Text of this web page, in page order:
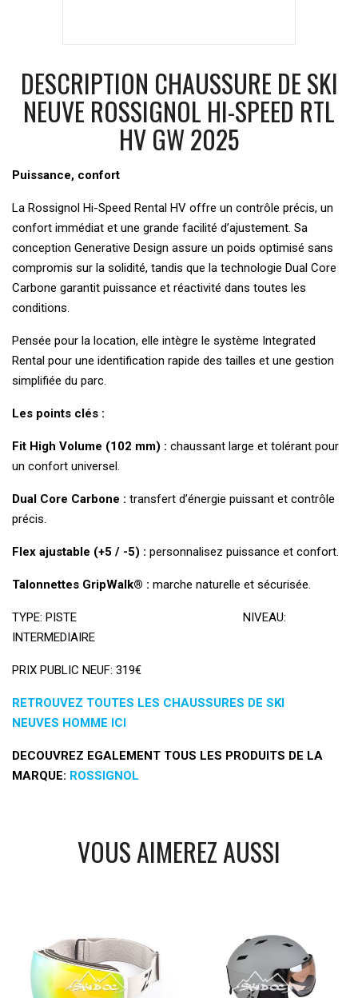
DESCRIPTION CHAUSSURE DE SKI
NEUVE ROSSIGNOL HI-SPEED RTL
HV GW 2025
Puissance, confort
La Rossignol Hi-Speed Rental HV offre un contrôle précis, un
confort immédiat et une grande facilité d’ajustement. Sa
conception Generative Design assure un poids optimisé sans
compromis sur la solidité, tandis que la technologie Dual Core
Carbone garantit puissance et réactivité dans toutes les
conditions.
Pensée pour la location, elle intègre le système Integrated
Rental pour une identification rapide des tailles et une gestion
simplifiée du parc.
Les points clés :
Fit High Volume (102 mm) : chaussant large et tolérant pour
un confort universel.
Dual Core Carbone : transfert d’énergie puissant et contrôle
précis.
Flex ajustable (+5 / -5) : personnalisez puissance et confort.
Talonnettes GripWalk® : marche naturelle et sécurisée.
TYPE: PISTE NIVEAU:
INTERMEDIAIRE
PRIX PUBLIC NEUF: 319€
RETROUVEZ TOUTES LES CHAUSSURES DE SKI
NEUVES HOMME ICI
DECOUVREZ EGALEMENT TOUS LES PRODUITS DE LA
MARQUE: ROSSIGNOL
VOUS AIMEREZ AUSSI